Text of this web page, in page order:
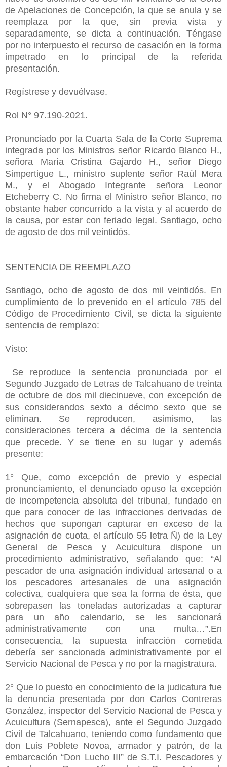
de Apelaciones de Concepción, la que se anula y se
reemplaza por la que, sin previa vista y
separadamente, se dicta a continuación. Téngase
por no interpuesto el recurso de casación en la forma
impetrado en lo principal de la referida
presentación.
Regístrese y devuélvase.
Rol N° 97.190-2021.
Pronunciado por la Cuarta Sala de la Corte Suprema
integrada por los Ministros señor Ricardo Blanco H.,
señora María Cristina Gajardo H., señor Diego
Simpertigue L., ministro suplente señor Raúl Mera
M., y el Abogado Integrante señora Leonor
Etcheberry C. No firma el Ministro señor Blanco, no
obstante haber concurrido a la vista y al acuerdo de
la causa, por estar con feriado legal. Santiago, ocho
de agosto de dos mil veintidós.
SENTENCIA DE REEMPLAZO
Santiago, ocho de agosto de dos mil veintidós. En
cumplimiento de lo prevenido en el artículo 785 del
Código de Procedimiento Civil, se dicta la siguiente
sentencia de remplazo:
Visto:
Se reproduce la sentencia pronunciada por el
Segundo Juzgado de Letras de Talcahuano de treinta
de octubre de dos mil diecinueve, con excepción de
sus considerandos sexto a décimo sexto que se
eliminan. Se reproducen, asimismo, las
consideraciones tercera a décima de la sentencia
que precede. Y se tiene en su lugar y además
presente:
1° Que, como excepción de previo y especial
pronunciamiento, el denunciado opuso la excepción
de incompetencia absoluta del tribunal, fundado en
que para conocer de las infracciones derivadas de
hechos que supongan capturar en exceso de la
asignación de cuota, el artículo 55 letra Ñ) de la Ley
General de Pesca y Acuicultura dispone un
procedimiento administrativo, señalando que: “Al
pescador de una asignación individual artesanal o a
los pescadores artesanales de una asignación
colectiva, cualquiera que sea la forma de ésta, que
sobrepasen las toneladas autorizadas a capturar
para un año calendario, se les sancionará
administrativamente con una multa…”.En
consecuencia, la supuesta infracción cometida
debería ser sancionada administrativamente por el
Servicio Nacional de Pesca y no por la magistratura.
2° Que lo puesto en conocimiento de la judicatura fue
la denuncia presentada por don Carlos Contreras
González, inspector del Servicio Nacional de Pesca y
Acuicultura (Sernapesca), ante el Segundo Juzgado
Civil de Talcahuano, teniendo como fundamento que
don Luis Poblete Novoa, armador y patrón, de la
embarcación “Don Lucho III” de S.T.I. Pescadores y